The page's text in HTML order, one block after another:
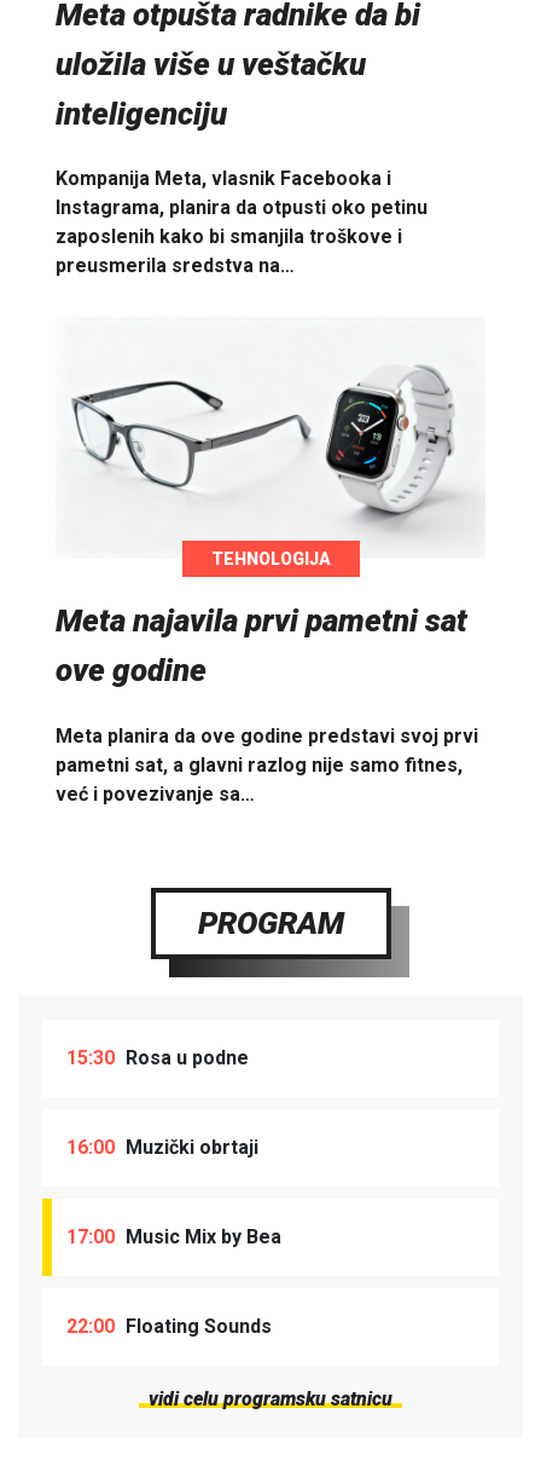
Meta otpušta radnike da bi
uložila više u veštačku
inteligenciju
Kompanija Meta, vlasnik Facebooka i
Instagrama, planira da otpusti oko petinu
zaposlenih kako bi smanjila troškove i
preusmerila sredstva na…
TEHNOLOGIJA
Meta najavila prvi pametni sat
ove godine
Meta planira da ove godine predstavi svoj prvi
pametni sat, a glavni razlog nije samo fitnes,
već i povezivanje sa…
PROGRAM
15:30 Rosa u podne
16:00 Muzički obrtaji
17:00 Music Mix by Bea
22:00 Floating Sounds
vidi celu programsku satnicu